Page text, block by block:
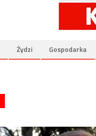
Żydzi Gospodarka